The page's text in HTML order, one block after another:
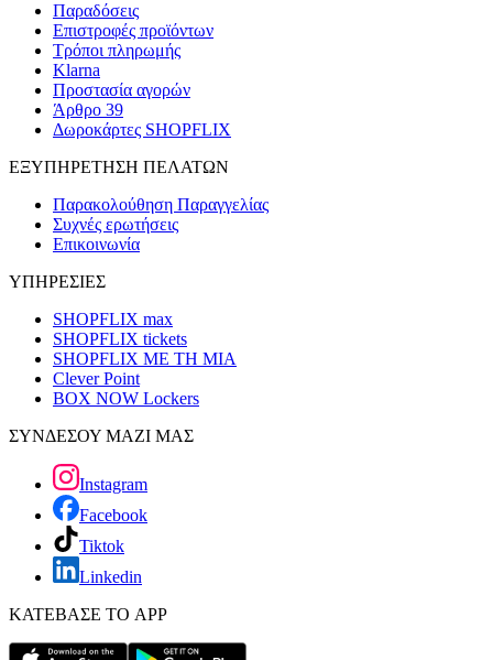
Παραδόσεις
Επιστροφές προϊόντων
Τρόποι πληρωμής
Klarna
Προστασία αγορών
Άρθρο 39
Δωροκάρτες SHOPFLIX
ΕΞΥΠΗΡΕΤΗΣΗ ΠΕΛΑΤΩΝ
Παρακολούθηση Παραγγελίας
Συχνές ερωτήσεις
Επικοινωνία
ΥΠΗΡΕΣΙΕΣ
SHOPFLIX max
SHOPFLIX tickets
SHOPFLIX ΜΕ ΤΗ ΜΙΑ
Clever Point
BOX NOW Lockers
ΣΥΝΔΕΣΟΥ ΜΑΖΙ ΜΑΣ
Instagram
Facebook
Tiktok
Linkedin
ΚΑΤΕΒΑΣΕ ΤΟ APP